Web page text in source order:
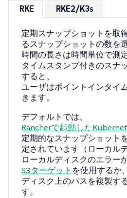
RKE RKE2/K3s
定期スナップショットを取
るスナップショットの数を
時間の長さは時間単位で測
タイムスタンプ付きのスナ
すると、
ユーザはポイントインタイ
きます。
デフォルトでは、
Rancherで起動した
定期的なスナップショット
定されています（ローカル
ローカルディスクのエラー
S3ターゲット を使用するか、
ディスク上のパスを複製す
す。